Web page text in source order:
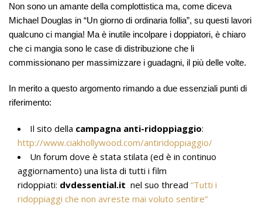
Non sono un amante della complottistica ma, come diceva
Michael Douglas in “Un giorno di ordinaria follia”, su questi lavori
qualcuno ci mangia! Ma è inutile incolpare i doppiatori, è chiaro
che ci mangia sono le case di distribuzione che li
commissionano per massimizzare i guadagni, il più delle volte.
In merito a questo argomento rimando a due essenziali punti di
riferimento:
Il sito della campagna anti-ridoppiaggio:
http://www.ciakhollywood.com/antiridoppiaggio/
Un forum dove è stata stilata (ed è in continuo
aggiornamento) una lista di tutti i film
ridoppiati: dvdessential.it nel suo thread “Tutti i
ridoppiaggi che non avreste mai voluto sentire”